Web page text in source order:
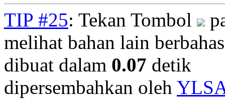
TIP #25: Tekan Tombol
melihat bahan lain
dibuat dalam 0.07 detik
dipersembahkan oleh